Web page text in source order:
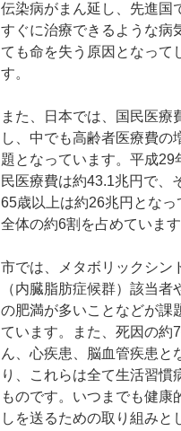
伝染病がまん延し、先進国
すぐに治療できるような病
ても命を失う原因となって
す。
また、日本では、国民医療
し、中でも高齢者医療費の
題となっています。平成29
民医療費は約43.1兆円で、
65歳以上は約26兆円となっ
全体の約6割を占めています
市では、メタボリックシン
（内臓脂肪症候群）該当者
の肥満が多いことなどが課
ています。また、死因の約
ん、心疾患、脳血管疾患と
り、これらは全て生活習慣
ものです。いつまでも健康
しを送るための取り組みと